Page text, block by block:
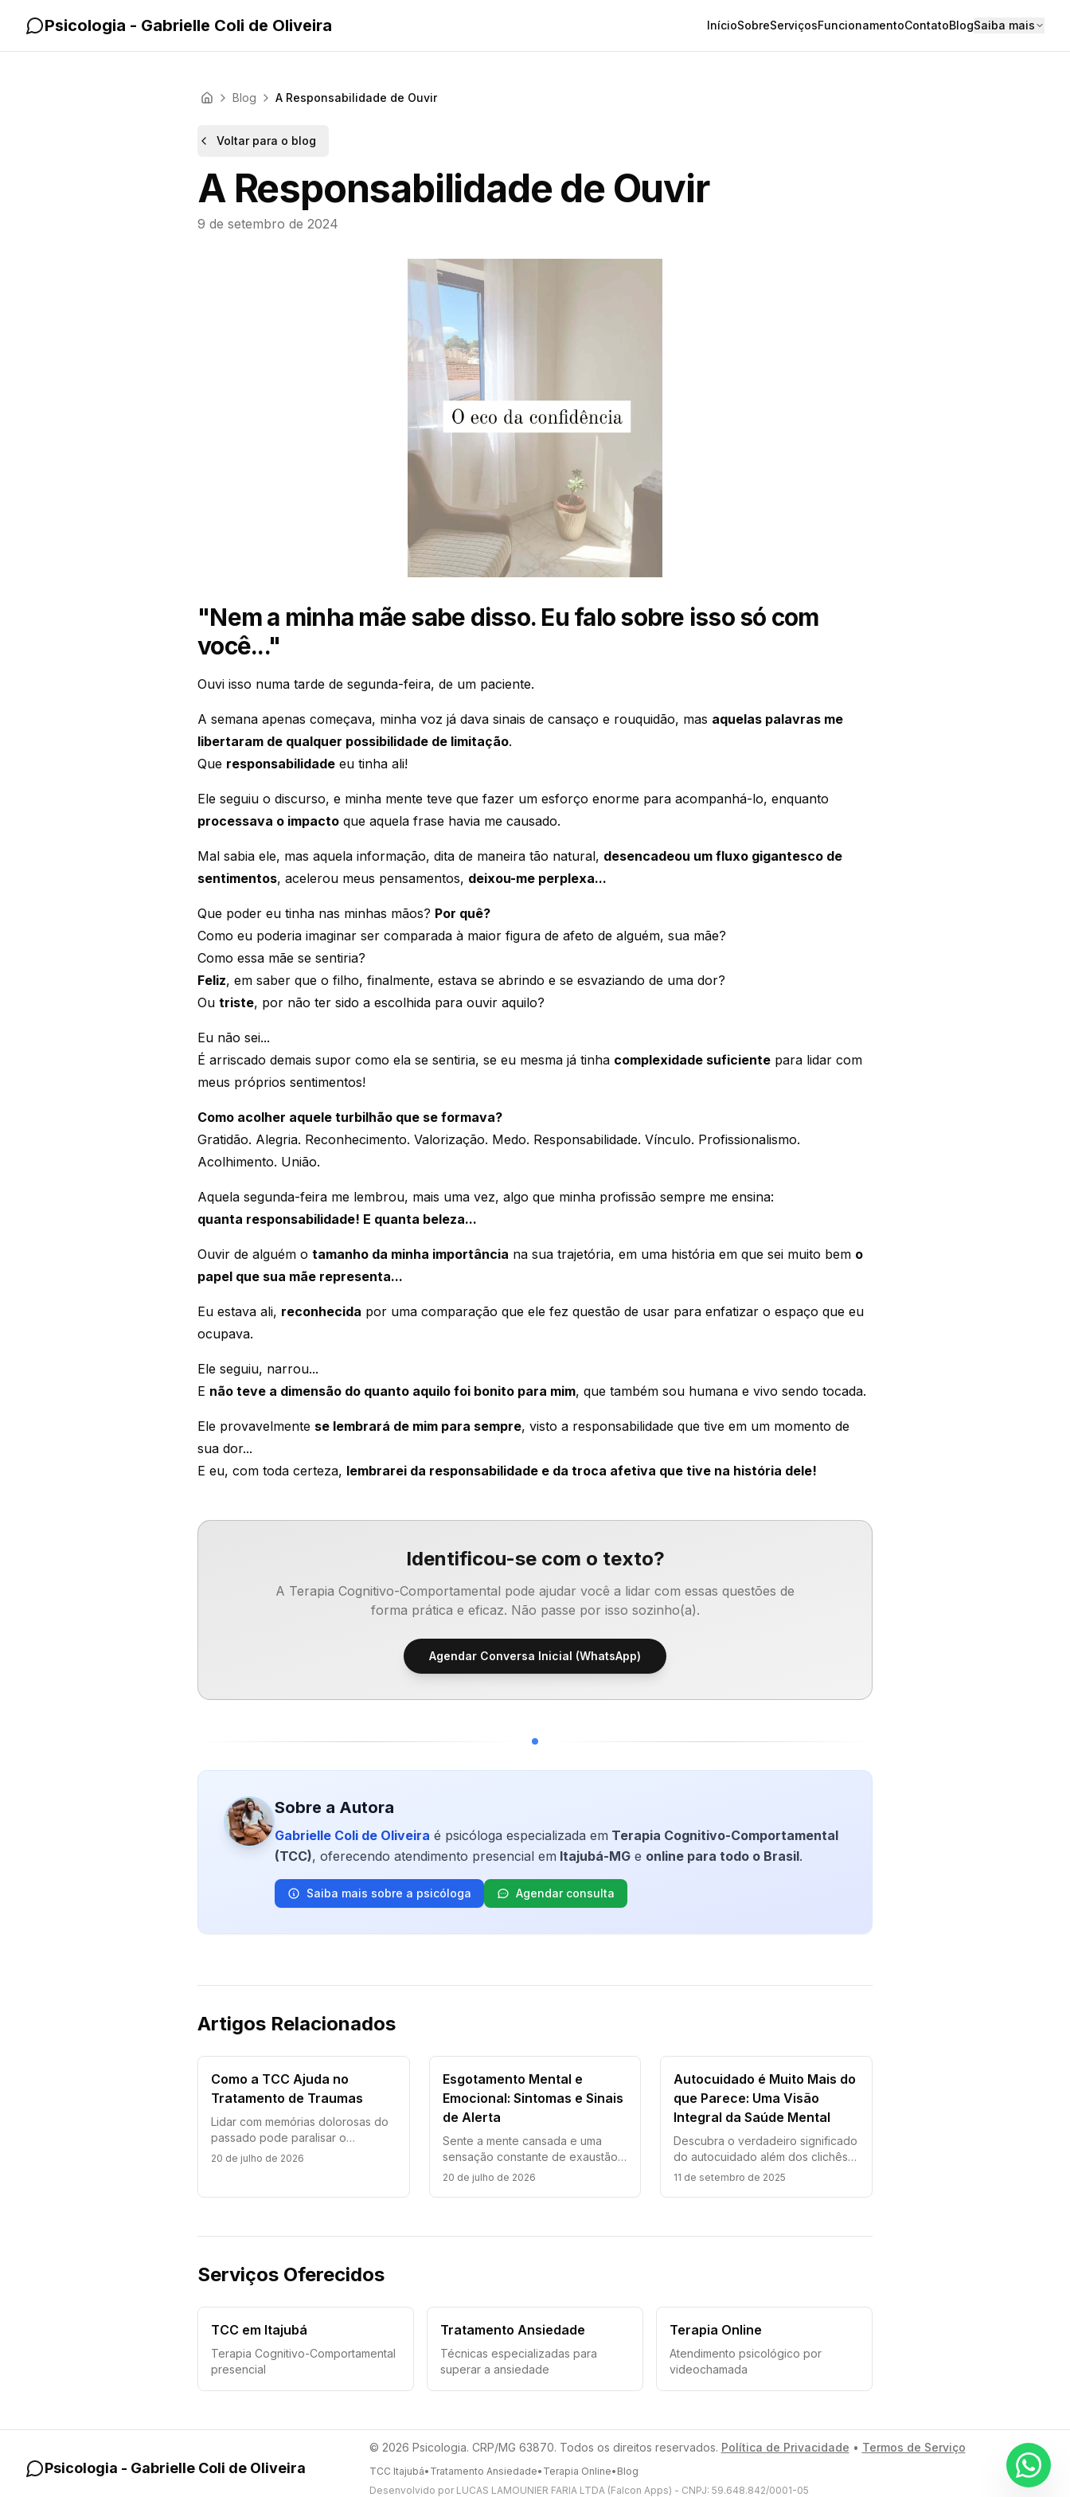
Psicologia - Gabrielle Coli de Oliveira InícioSobreServiçosFuncionamentoContatoBlogSaiba mais
Início Blog A Responsabilidade de Ouvir
Voltar para o blog
A Responsabilidade de Ouvir
9 de setembro de 2024
"Nem a minha mãe sabe disso. Eu falo sobre isso só com
você..."
Ouvi isso numa tarde de segunda-feira, de um paciente.
A semana apenas começava, minha voz já dava sinais de cansaço e rouquidão, mas aquelas palavras me
libertaram de qualquer possibilidade de limitação.
Que responsabilidade eu tinha ali!
Ele seguiu o discurso, e minha mente teve que fazer um esforço enorme para acompanhá-lo, enquanto
processava o impacto que aquela frase havia me causado.
Mal sabia ele, mas aquela informação, dita de maneira tão natural, desencadeou um fluxo gigantesco de
sentimentos, acelerou meus pensamentos, deixou-me perplexa...
Que poder eu tinha nas minhas mãos? Por quê?
Como eu poderia imaginar ser comparada à maior figura de afeto de alguém, sua mãe?
Como essa mãe se sentiria?
Feliz, em saber que o filho, finalmente, estava se abrindo e se esvaziando de uma dor?
Ou triste, por não ter sido a escolhida para ouvir aquilo?
Eu não sei...
É arriscado demais supor como ela se sentiria, se eu mesma já tinha complexidade suficiente para lidar com
meus próprios sentimentos!
Como acolher aquele turbilhão que se formava?
Gratidão. Alegria. Reconhecimento. Valorização. Medo. Responsabilidade. Vínculo. Profissionalismo.
Acolhimento. União.
Aquela segunda-feira me lembrou, mais uma vez, algo que minha profissão sempre me ensina:
quanta responsabilidade! E quanta beleza...
Ouvir de alguém o tamanho da minha importância na sua trajetória, em uma história em que sei muito bem o
papel que sua mãe representa...
Eu estava ali, reconhecida por uma comparação que ele fez questão de usar para enfatizar o espaço que eu
ocupava.
Ele seguiu, narrou...
E não teve a dimensão do quanto aquilo foi bonito para mim, que também sou humana e vivo sendo tocada.
Ele provavelmente se lembrará de mim para sempre, visto a responsabilidade que tive em um momento de
sua dor...
E eu, com toda certeza, lembrarei da responsabilidade e da troca afetiva que tive na história dele!
Identificou-se com o texto?
A Terapia Cognitivo-Comportamental pode ajudar você a lidar com essas questões de
forma prática e eficaz. Não passe por isso sozinho(a).
Agendar Conversa Inicial (WhatsApp)
Sobre a Autora
Gabrielle Coli de Oliveira é psicóloga especializada em Terapia Cognitivo-Comportamental
(TCC), oferecendo atendimento presencial em Itajubá-MG e online para todo o Brasil.
Saiba mais sobre a psicóloga Agendar consulta
Artigos Relacionados
Como a TCC Ajuda no
Tratamento de Traumas
Lidar com memórias dolorosas do
passado pode paralisar o
presente. Descubra como a
tratamento de traumas e TEPT.
20 de julho de 2026
Esgotamento Mental e
Emocional: Sintomas e Sinais
de Alerta
Sente a mente cansada e uma
sensação constante de exaustão?
Conheça os principais sintomas de
20 de julho de 2026
Autocuidado é Muito Mais do
que Parece: Uma Visão
Integral da Saúde Mental
Descubra o verdadeiro significado
do autocuidado além dos clichês.
Explore as dimensões práticas e
11 de setembro de 2025
Serviços Oferecidos
TCC em Itajubá
Terapia Cognitivo-Comportamental
presencial
Tratamento Ansiedade
Técnicas especializadas para
superar a ansiedade
Terapia Online
Atendimento psicológico por
videochamada
Psicologia - Gabrielle Coli de Oliveira
© 2026 Psicologia. CRP/MG 63870. Todos os direitos reservados. Política de Privacidade • Termos de Serviço
TCC Itajubá• Tratamento Ansiedade• Terapia Online• Blog
Desenvolvido por LUCAS LAMOUNIER FARIA LTDA (Falcon Apps) - CNPJ: 59.648.842/0001-05